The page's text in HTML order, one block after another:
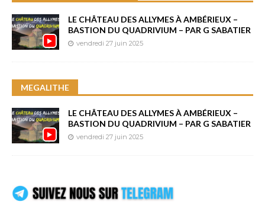
LE CHÂTEAU DES ALLYMES À AMBÉRIEUX –
BASTION DU QUADRIVIUM – PAR G SABATIER
vendredi 27 juin 2025
MEGALITHE
LE CHÂTEAU DES ALLYMES À AMBÉRIEUX –
BASTION DU QUADRIVIUM – PAR G SABATIER
vendredi 27 juin 2025